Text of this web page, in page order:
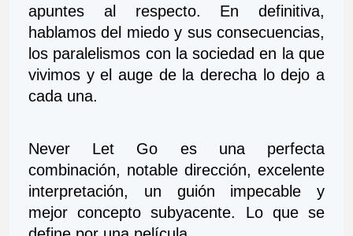
apuntes al respecto. En definitiva,
hablamos del miedo y sus consecuencias,
los paralelismos con la sociedad en la que
vivimos y el auge de la derecha lo dejo a
cada una.
Never Let Go es una perfecta
combinación, notable dirección, excelente
interpretación, un guión impecable y
mejor concepto subyacente. Lo que se